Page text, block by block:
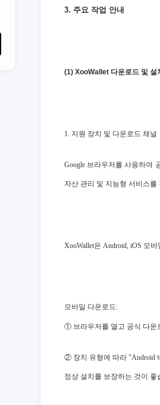
3. 주요 작업 안내
(1) XooWallet 다운로드 및 설
1. 지원 장치 및 다운로드 채널
Google 브라우저를 사용하여
자산 관리 및 지능형 서비스
XooWallet은 Android, iOS 모
모바일 다운로드:
① 브라우저를 열고 공식 다운
② 장치 유형에 따라 "Android
정상 설치를 보장하는 것이 좋